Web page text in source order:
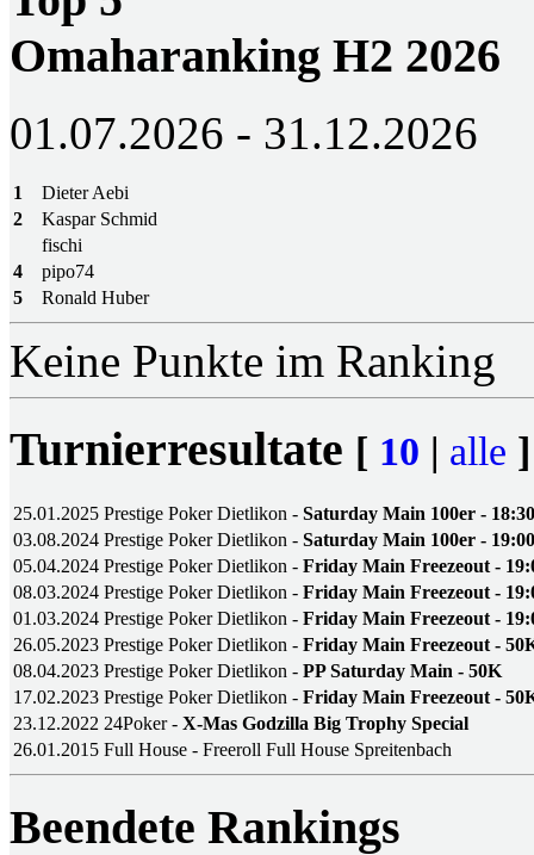
Omaharanking H2 2026
01.07.2026 - 31.12.2026
1
Dieter Aebi
2
Kaspar Schmid
fischi
4
pipo74
5
Ronald Huber
Keine Punkte im Ranking
Turnierresultate [ 10 | alle ]
25.01.2025 Prestige Poker Dietlikon - Saturday Main 100er - 18:30
03.08.2024 Prestige Poker Dietlikon - Saturday Main 100er - 19:00
05.04.2024 Prestige Poker Dietlikon - Friday Main Freezeout -
08.03.2024 Prestige Poker Dietlikon - Friday Main Freezeout -
01.03.2024 Prestige Poker Dietlikon - Friday Main Freezeout -
26.05.2023 Prestige Poker Dietlikon - Friday Main Freezeout -
08.04.2023 Prestige Poker Dietlikon - PP Saturday Main - 50K
17.02.2023 Prestige Poker Dietlikon - Friday Main Freezeout -
23.12.2022 24Poker - X-Mas Godzilla Big Trophy Special
26.01.2015 Full House - Freeroll Full House Spreitenbach
Beendete Rankings